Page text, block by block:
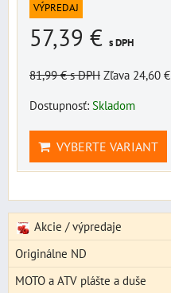
VÝPREDAJ
57,39 € s DPH
81,99 €s DPH Zľava 24,60 €
Dostupnosť: Skladom
VYBERTE VARIANT
Akcie / výpredaje
Originálne ND
MOTO a ATV plášte a duše